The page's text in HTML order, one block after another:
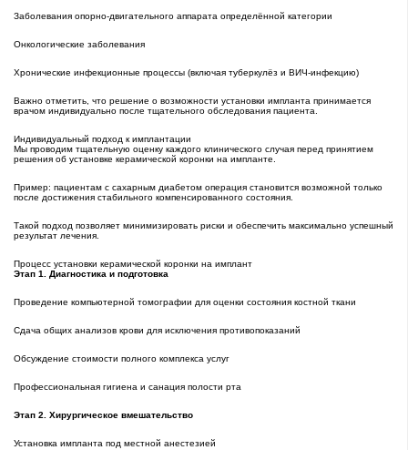
Заболевания опорно-двигательного аппарата определённой категории
Онкологические заболевания
Хронические инфекционные процессы (включая туберкулёз и ВИЧ-инфекцию)
Важно отметить, что решение о возможности установки импланта принимается
врачом индивидуально после тщательного обследования пациента.
Индивидуальный подход к имплантации
Мы проводим тщательную оценку каждого клинического случая перед принятием
решения об установке керамической коронки на импланте.
Пример: пациентам с сахарным диабетом операция становится возможной только
после достижения стабильного компенсированного состояния.
Такой подход позволяет минимизировать риски и обеспечить максимально успешный
результат лечения.
Процесс установки керамической коронки на имплант
Этап 1. Диагностика и подготовка
Проведение компьютерной томографии для оценки состояния костной ткани
Сдача общих анализов крови для исключения противопоказаний
Обсуждение стоимости полного комплекса услуг
Профессиональная гигиена и санация полости рта
Этап 2. Хирургическое вмешательство
Установка импланта под местной анестезией